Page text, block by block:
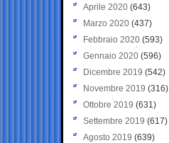
Aprile 2020 (643)
Marzo 2020 (437)
Febbraio 2020 (593)
Gennaio 2020 (596)
Dicembre 2019 (542)
Novembre 2019 (316)
Ottobre 2019 (631)
Settembre 2019 (617)
Agosto 2019 (639)